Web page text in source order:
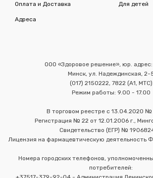
Оплата и Доставка
Адреса
Для детей
ООО «Здоровое решение», юр.
Минск, ул. Надеждинская, 2-
(017) 2150222, 7822 (А1, МТС)
Режим работы: 9.00 - 17.00
В торговом реестре с 13.04.2020
Регистрация № 22 от 12.01.2006 г.,
Свидетельство (ЕГР) №
Лицензия на фармацевтическую деятельность
Номера городских телефонов,
потребителей: